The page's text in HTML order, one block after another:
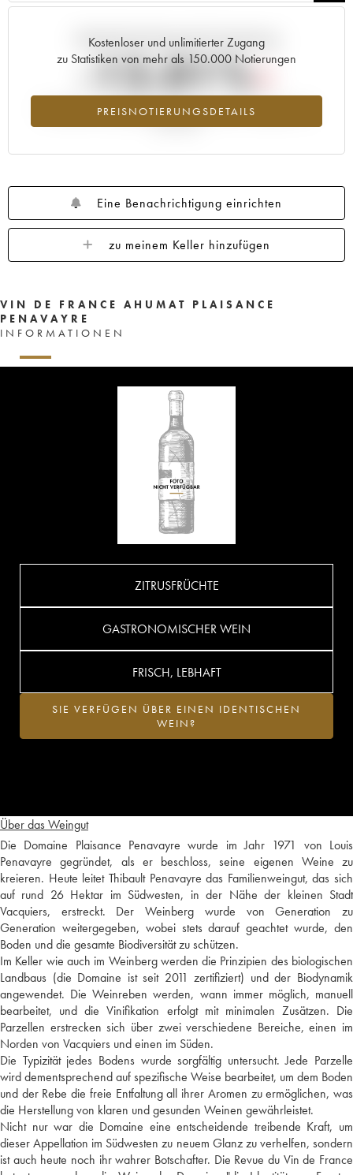
Kostenloser und unlimitierter Zugang
zu Statistiken von mehr als 150.000 Notierungen
PREISNOTIERUNGSDETAILS
Aktuelle Entwicklung der Preisnotierung
-12.01%
Preisabfall des Jahrgangs 2020 im Jahr 2026 im Vergleich zum
Eine Benachrichtigung einrichten
zu meinem Keller hinzufügen
VIN DE FRANCE AHUMAT PLAISANCE
PENAVAYRE
INFORMATIONEN
Über das Weingut
Die Domaine Plaisance Penavayre wurde im Jahr 1971 von Louis
Penavayre gegründet, als er beschloss, seine eigenen Weine zu
kreieren. Heute leitet Thibault Penavayre das Familienweingut, das sich
auf rund 26 Hektar im Südwesten, in der Nähe der kleinen Stadt
Vacquiers, erstreckt. Der Weinberg wurde von Generation zu
Generation weitergegeben, wobei stets darauf geachtet wurde, den
Boden und die gesamte Biodiversität zu schützen.
Im Keller wie auch im Weinberg werden die Prinzipien des biologischen
Landbaus (die Domaine ist seit 2011 zertifiziert) und der Biodynamik
angewendet. Die Weinreben werden, wann immer möglich, manuell
bearbeitet, und die Vinifikation erfolgt mit minimalen Zusätzen. Die
Parzellen erstrecken sich über zwei verschiedene Bereiche, einen im
Norden von Vacquiers und einen im Süden.
Die Typizität jedes Bodens wurde sorgfältig untersucht. Jede Parzelle
wird dementsprechend auf spezifische Weise bearbeitet, um dem Boden
und der Rebe die freie Entfaltung all ihrer Aromen zu ermöglichen, was
die Herstellung von klaren und gesunden Weinen gewährleistet.
Nicht nur war die Domaine eine entscheidende treibende Kraft, um
dieser Appellation im Südwesten zu neuem Glanz zu verhelfen, sondern
ist auch heute noch ihr wahrer Botschafter. Die Revue du Vin de France
ZITRUSFRÜCHTE
GASTRONOMISCHER WEIN
FRISCH, LEBHAFT
SIE VERFÜGEN ÜBER EINEN IDENTISCHEN
WEIN?